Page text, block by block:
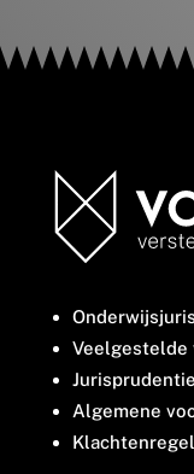
Veelgestelde
Jurisprudentie
Algemene